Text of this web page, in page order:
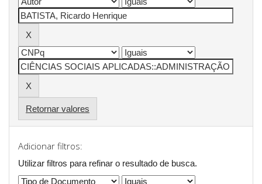
Retornar valores
Adicionar filtros:
Utilizar filtros para refinar o resultado de busca.